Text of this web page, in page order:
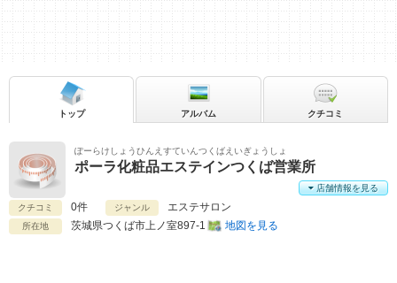
ぽーらけしょうひんえすていんつくばえいぎょうしょ
ポーラ化粧品エステインつくば営業所
クチコミ 0件 ジャンル エステサロン
所在地 茨城県つくば市上ノ室897-1 地図を見る
店舗情報を見る
トップ アルバム クチコミ